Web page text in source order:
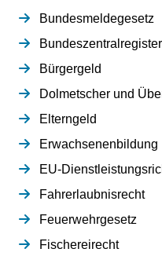
Bundesmeldegesetz
Bundeszentralregister
Bürgergeld
Dolmetscher und
Elterngeld
Erwachsenenbildung
EU-
Fahrerlaubnisrecht
Feuerwehrgesetz
Fischereirecht